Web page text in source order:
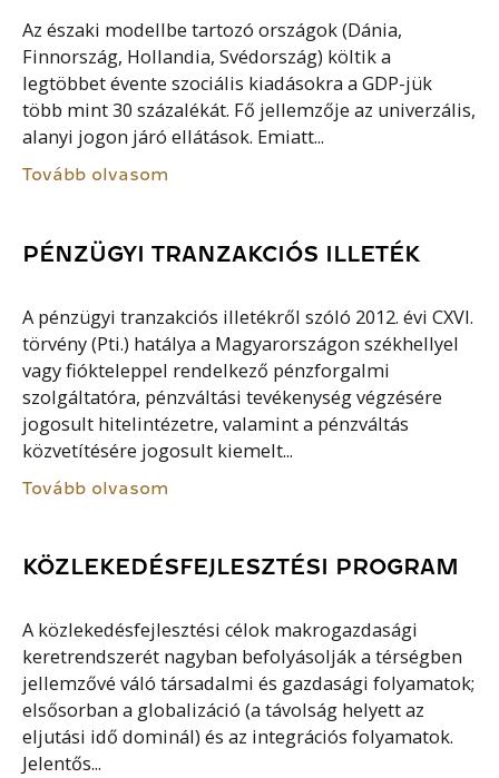
Az északi modellbe tartozó országok (Dánia,
Finnország, Hollandia, Svédország) költik a
legtöbbet évente szociális kiadásokra a GDP-jük
több mint 30 százalékát. Fő jellemzője az univerzális,
alanyi jogon járó ellátások. Emiatt...
Tovább olvasom
PÉNZÜGYI TRANZAKCIÓS ILLETÉK
A pénzügyi tranzakciós illetékről szóló 2012. évi CXVI.
törvény (Pti.) hatálya a Magyarországon székhellyel
vagy fiókteleppel rendelkező pénzforgalmi
szolgáltatóra, pénzváltási tevékenység végzésére
jogosult hitelintézetre, valamint a pénzváltás
közvetítésére jogosult kiemelt...
Tovább olvasom
KÖZLEKEDÉSFEJLESZTÉSI PROGRAM
A közlekedésfejlesztési célok makrogazdasági
keretrendszerét nagyban befolyásolják a térségben
jellemzővé váló társadalmi és gazdasági folyamatok;
elsősorban a globalizáció (a távolság helyett az
eljutási idő dominál) és az integrációs folyamatok.
Jelentős...